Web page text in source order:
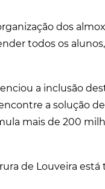
dos
todos os
a inclusão
a solução
mais de 200
de Louveira